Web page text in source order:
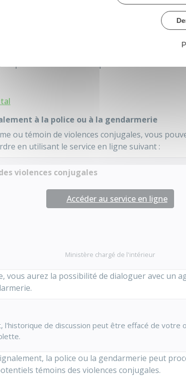
pluridisciplinaire composé de médecins,
aides-soignantes, agents médico-
d'aide aux victimes.
proche du lieu dans lequel vous vous situez :
à la police ou à la gendarmerie
ou témoin de violences conjugales, vous
en utilisant le service en ligne suivant :
violences conjugales
Accéder au service en ligne
Ministère chargé de l'intérieur
vous aurez la possibilité de dialoguer avec un
l'historique de discussion peut être effacé de votre
la police ou la gendarmerie peut
témoins des violences conjugales.